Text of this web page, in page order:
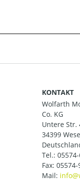
KONTAKT
Wolfarth
Co. KG
Untere Str.
34399
Tel.: 05574-
Fax:
Mail: